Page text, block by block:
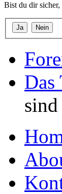
Bist du dir sicher,
Das